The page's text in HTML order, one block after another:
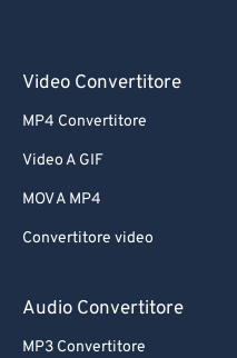
Video Convertitore
MP4 Convertitore
Video A GIF
MOV A MP4
Convertitore video
Audio Convertitore
MP3 Convertitore